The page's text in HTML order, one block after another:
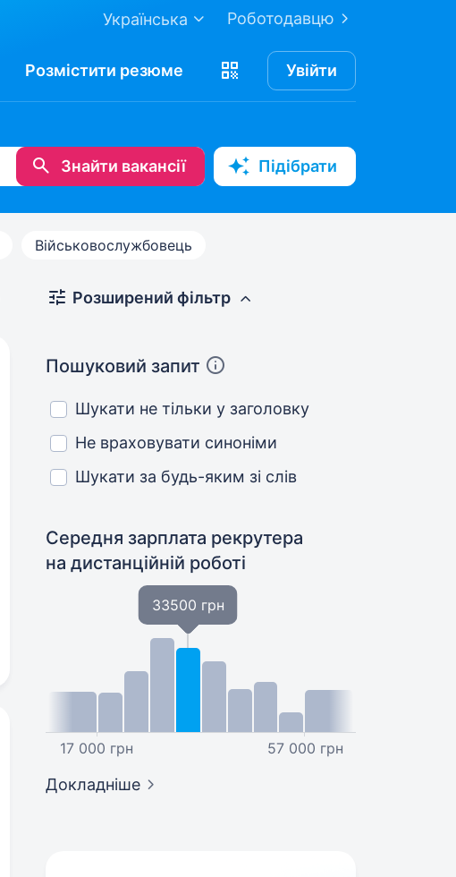
Роботодавцю
Українська
Розмістити резюме Увійти
Знайти вакансії Підібрати
Військовослужбовець
Розширений фільтр
Пошуковий запит
Шукати не тільки у заголовку
Не враховувати синоніми
Шукати за будь-яким зі слів
Середня зарплата рекрутера
на дистанційній роботі
17 000 грн
33500 грн
57 000 грн
Докладніше